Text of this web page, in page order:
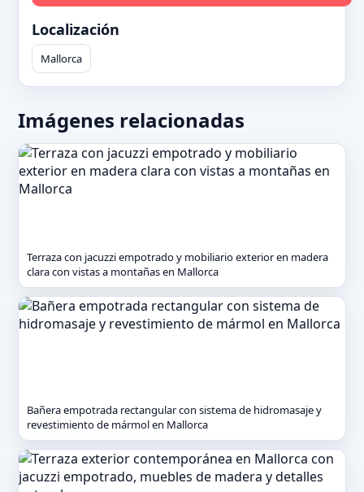
Localización
Mallorca
Imágenes relacionadas
Terraza con jacuzzi empotrado y mobiliario exterior en madera
clara con vistas a montañas en Mallorca
Bañera empotrada rectangular con sistema de hidromasaje y
revestimiento de mármol en Mallorca